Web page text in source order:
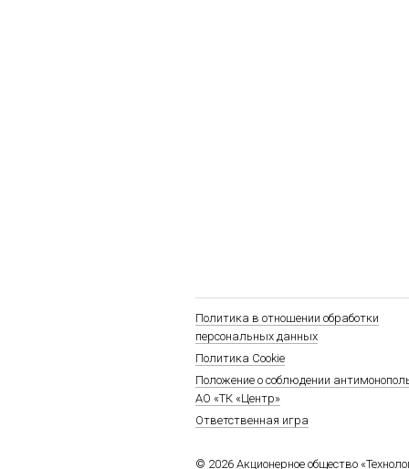
Политика в отношении обработки
персональных данных
Политика Cookie
Положение о соблюдении
АО «ТК «Центр»
Ответственная игра
© 2026 Акционерное общество